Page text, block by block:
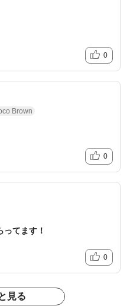
0
Brown
0
てます！
0
見る